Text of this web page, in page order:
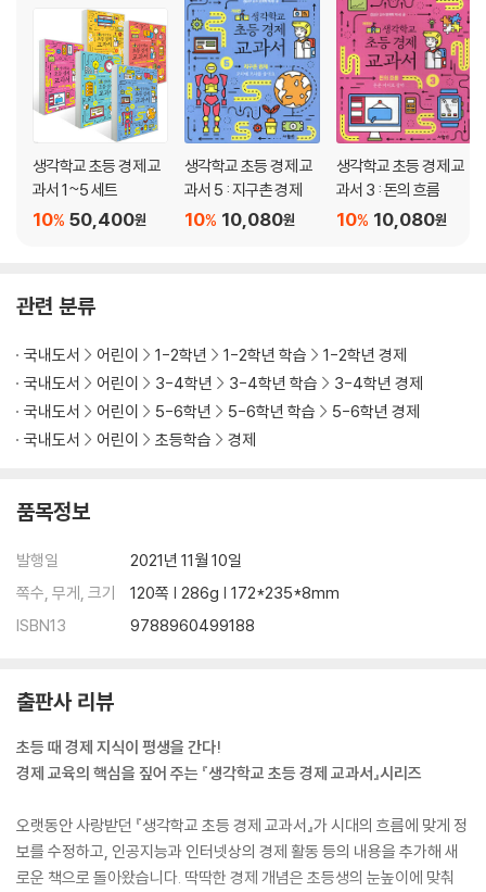
생각학교 초등 경제 교
과서 1~5 세트
50,400원
10%
생각학교 초등 경제 교
과서 5 : 지구촌 경제
10,080원
10%
생각학교 초등 경제 교
과서 3 : 돈의 흐름
10,080원
10%
관련 분류
국내도서 어린이 1-2학년 1-2학년 학습
1-2학년 경제
국내도서
어린이 3-4학년 3-4학년 학습
3-4학년 경제
국내도서
어린이 5-6학년 5-6학년 학습
5-6학년 경제
국내도서
어린이 초등학습 경제
품목정보
발행일
2021년 11월 10일
쪽수, 무게, 크기
120쪽 | 286g | 172*235*8mm
ISBN13
9788960499188
출판사 리뷰
초등 때 경제 지식이 평생을 간다!
경제 교육의 핵심을 짚어 주는 『생각학교 초등 경제 교과서』시리즈
오랫동안 사랑받던 『생각학교 초등 경제 교과서』가 시대의 흐름에 맞게 정
보를 수정하고, 인공지능과 인터넷상의 경제 활동 등의 내용을 추가해 새
로운 책으로 돌아왔습니다. 딱딱한 경제 개념은 초등생의 눈높이에 맞춰